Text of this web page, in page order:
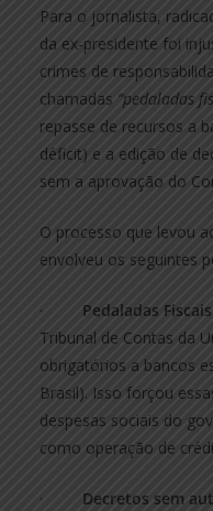
Para o jornalista,
da ex-presidente foi
crimes de
chamadas “pedaladas
repasse de recursos a
déficit) e a edição de
sem a aprovação do
O processo que levou
envolveu os seguintes
· Pedaladas
Tribunal de Contas da
obrigatórios a bancos
Brasil). Isso forçou
despesas sociais do
como operação de
· Decretos sem